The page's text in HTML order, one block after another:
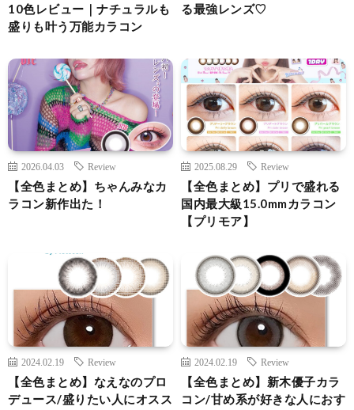
10色レビュー｜ナチュラルも
盛りも叶う万能カラコン
る最強レンズ♡
2026.04.03 Review
【全色まとめ】ちゃんみなカ
ラコン新作出た！
2025.08.29 Review
【全色まとめ】プリで盛れる
国内最大級15.0mmカラコン
【プリモア】
2024.02.19 Review
【全色まとめ】なえなのプロ
デュース/盛りたい人にオスス
2024.02.19 Review
【全色まとめ】新木優子カラ
コン/甘め系が好きな人におす